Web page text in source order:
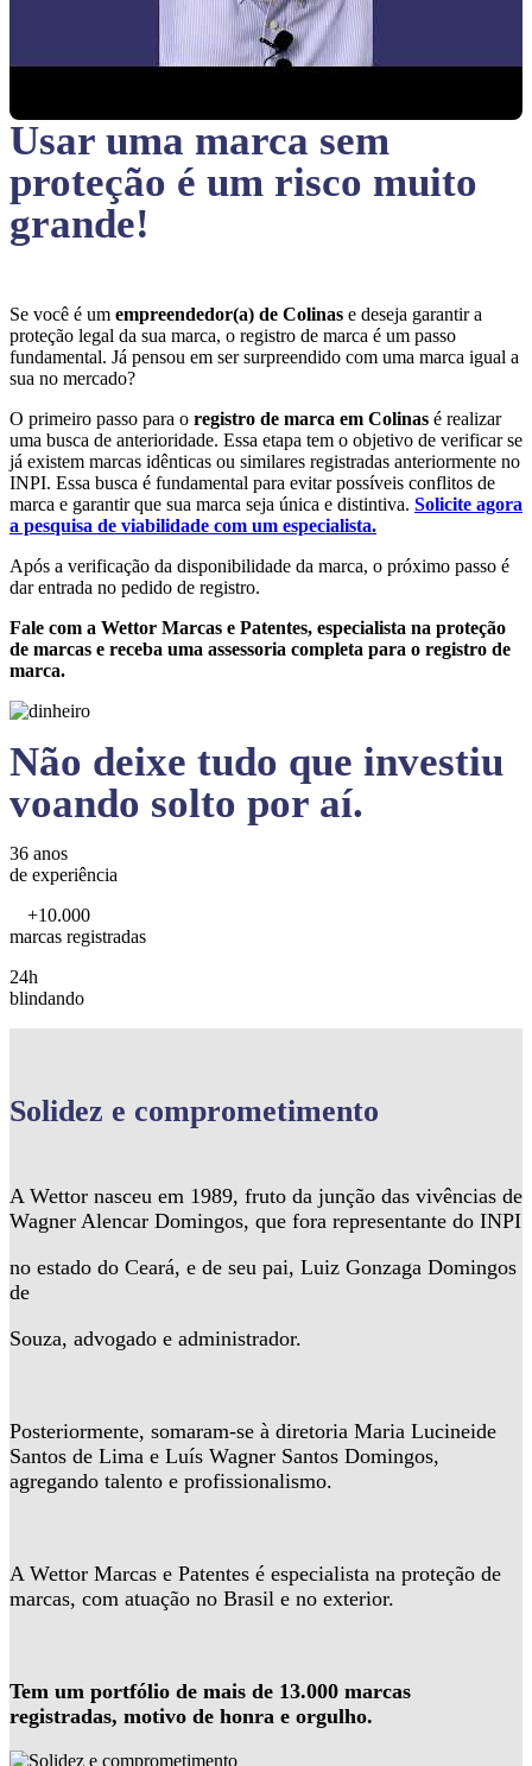
Usar uma marca sem
proteção é um risco muito
grande!
Se você é um empreendedor(a) de Colinas e deseja garantir a
proteção legal da sua marca, o registro de marca é um passo
fundamental. Já pensou em ser surpreendido com uma marca igual a
sua no mercado?
O primeiro passo para o registro de marca em Colinas é realizar
uma busca de anterioridade. Essa etapa tem o objetivo de verificar se
já existem marcas idênticas ou similares registradas anteriormente no
INPI. Essa busca é fundamental para evitar possíveis conflitos de
marca e garantir que sua marca seja única e distintiva. Solicite agora
a pesquisa de viabilidade com um especialista.
Após a verificação da disponibilidade da marca, o próximo passo é
dar entrada no pedido de registro.
Fale com a Wettor Marcas e Patentes, especialista na proteção
de marcas e receba uma assessoria completa para o registro de
marca.
Não deixe tudo que investiu
voando solto por aí.
36 anos
de experiência
+10.000
marcas registradas
24h
blindando
Solidez e comprometimento
A Wettor nasceu em 1989, fruto da junção das vivências de
Wagner Alencar Domingos, que fora representante do INPI
no estado do Ceará, e de seu pai, Luiz Gonzaga Domingos
de
Souza, advogado e administrador.
Posteriormente, somaram-se à diretoria Maria Lucineide
Santos de Lima e Luís Wagner Santos Domingos,
agregando talento e profissionalismo.
A Wettor Marcas e Patentes é especialista na proteção de
marcas, com atuação no Brasil e no exterior.
Tem um portfólio de mais de 13.000 marcas
registradas, motivo de honra e orgulho.